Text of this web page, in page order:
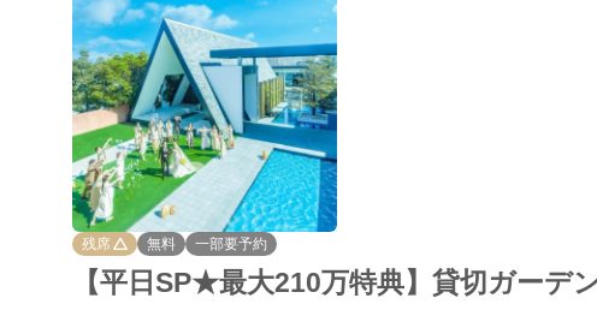
残席 無料 一部要予約
【平日SP★最大210万特典】貸切ガーデ